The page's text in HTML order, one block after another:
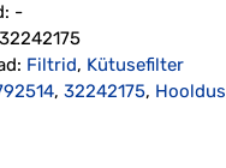
-
32242175
Filtrid, Kütusefilter
, 32242175, Hooldus